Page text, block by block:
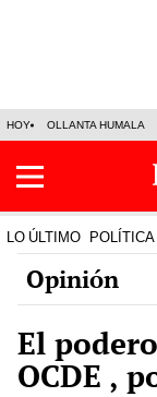
HOY OLLANTA HUMALA
LO ÚLTIMO POLÍTICA
Opinión
El
OCDE ,